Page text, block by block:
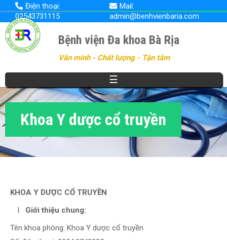
Nhảy
đến
nội
dung
Điện thoại:
02543731115
Mail:
admin@benhvienbaria.com
Bệnh viện Đa khoa Bà Rịa
Văn minh - Chất lượng - Tận tâm
☰
Khoa Y dược cổ truyền
KHOA Y DƯỢC CỔ TRUYỀN
Giới thiệu chung:
Tên khoa phòng: Khoa Y dược cổ truyền